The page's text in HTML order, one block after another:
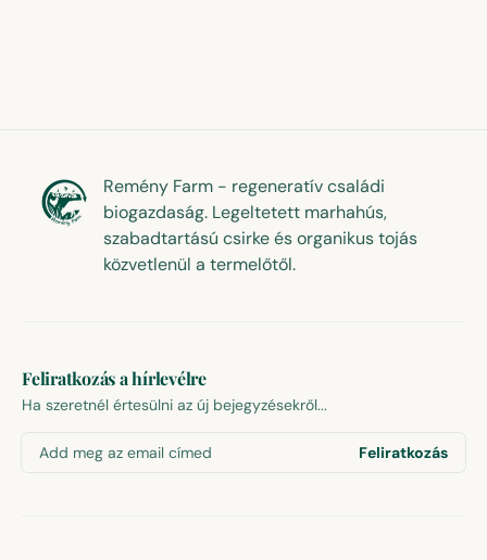
Remény Farm - regeneratív családi
biogazdaság. Legeltetett marhahús,
szabadtartású csirke és organikus tojás
közvetlenül a termelőtől.
Feliratkozás a hírlevélre
Ha szeretnél értesülni az új bejegyzésekről...
Add meg az email címed Feliratkozás